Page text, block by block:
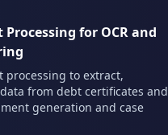
for OCR and
processing to extract,
from debt certificates and
generation and case